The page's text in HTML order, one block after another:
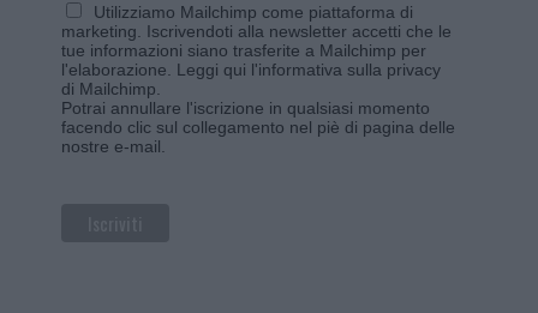
Utilizziamo Mailchimp come piattaforma di
marketing. Iscrivendoti alla newsletter accetti che le
tue informazioni siano trasferite a Mailchimp per
l'elaborazione. Leggi qui l'informativa sulla privacy
di Mailchimp
Potrai annullare l'iscrizione in qualsiasi momento
facendo clic sul collegamento nel piè di pagina delle
nostre e-mail.